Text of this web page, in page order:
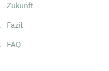
Zukunft
Fazit
FAQ